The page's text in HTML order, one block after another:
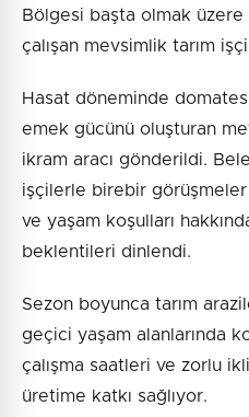
Bölgesi başta olmak
çalışan mevsimlik tarım
Hasat döneminde
emek gücünü oluşturan
ikram aracı gönderildi.
işçilerle birebir
ve yaşam koşulları
beklentileri dinlendi.
Sezon boyunca tarım
geçici yaşam alanlarında
çalışma saatleri ve zorlu
üretime katkı sağlıyor.